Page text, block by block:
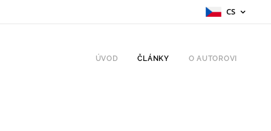
CS
ÚVOD ČLÁNKY O AUTOROVI